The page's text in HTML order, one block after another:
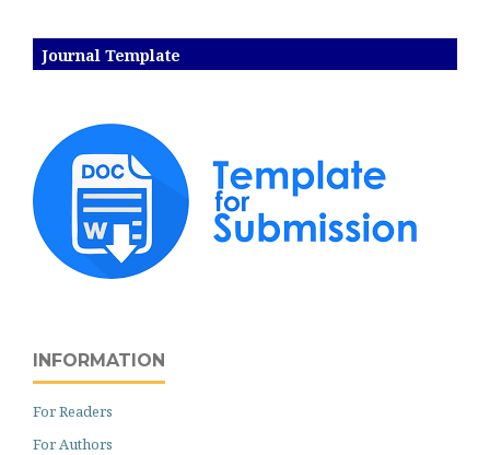
Journal Template
INFORMATION
For Readers
For Authors